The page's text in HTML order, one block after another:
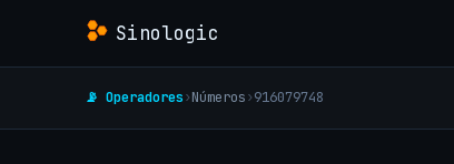
Sinologic
📡 Operadores›Números›916079748